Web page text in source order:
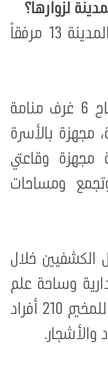
لزوارها؟
يبلغ عدد المرافق الأساسية في المدينة 13 مرفقاً
يضم جناحي تخييم، يشمل كل جناح 6 غرف منامة
مجهزة بالأسرة
مجهزة وقاعتي
ومساحات
الكشفيين خلال
وساحة علم
وتجمع حيث تبلغ السعة الإجمالية للمخيم 210 أفراد
والأشجار.